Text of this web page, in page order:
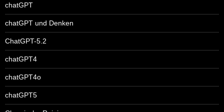
chatGPT
chatGPT und Denken
ChatGPT-5.2
chatGPT4
chatGPT4o
chatGPT5